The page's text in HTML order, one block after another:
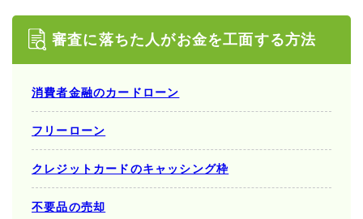
審査に落ちた人がお金を工面する方法
消費者金融のカードローン
フリーローン
クレジットカードのキャッシング枠
不要品の売却